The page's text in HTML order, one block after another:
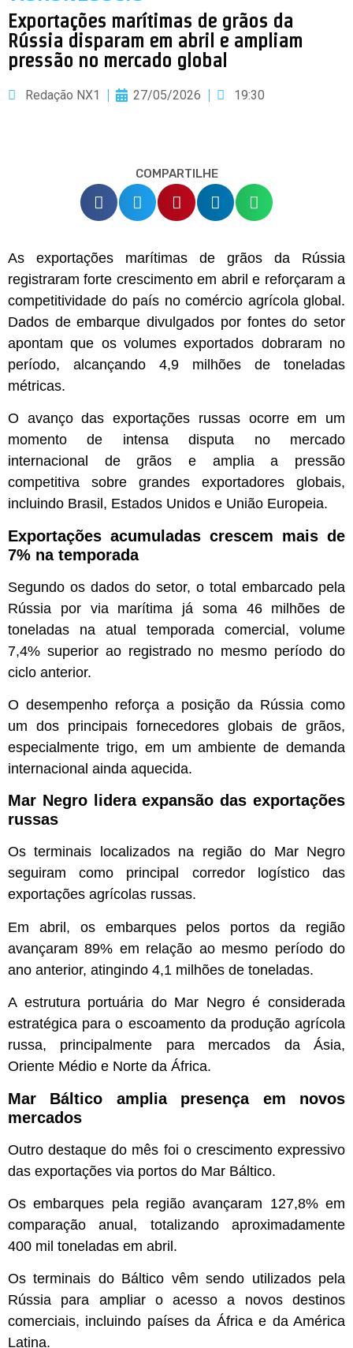
Exportações marítimas de grãos da
Rússia disparam em abril e ampliam
pressão no mercado global
Redação NX1 27/05/2026 19:30
COMPARTILHE
As exportações marítimas de grãos da Rússia
registraram forte crescimento em abril e reforçaram a
competitividade do país no comércio agrícola global.
Dados de embarque divulgados por fontes do setor
apontam que os volumes exportados dobraram no
período, alcançando 4,9 milhões de toneladas
métricas.
O avanço das exportações russas ocorre em um
momento de intensa disputa no mercado
internacional de grãos e amplia a pressão
competitiva sobre grandes exportadores globais,
incluindo Brasil, Estados Unidos e União Europeia.
Exportações acumuladas crescem mais de
7% na temporada
Segundo os dados do setor, o total embarcado pela
Rússia por via marítima já soma 46 milhões de
toneladas na atual temporada comercial, volume
7,4% superior ao registrado no mesmo período do
ciclo anterior.
O desempenho reforça a posição da Rússia como
um dos principais fornecedores globais de grãos,
especialmente trigo, em um ambiente de demanda
internacional ainda aquecida.
Mar Negro lidera expansão das exportações
russas
Os terminais localizados na região do Mar Negro
seguiram como principal corredor logístico das
exportações agrícolas russas.
Em abril, os embarques pelos portos da região
avançaram 89% em relação ao mesmo período do
ano anterior, atingindo 4,1 milhões de toneladas.
A estrutura portuária do Mar Negro é considerada
estratégica para o escoamento da produção agrícola
russa, principalmente para mercados da Ásia,
Oriente Médio e Norte da África.
Mar Báltico amplia presença em novos
mercados
Outro destaque do mês foi o crescimento expressivo
das exportações via portos do Mar Báltico.
Os embarques pela região avançaram 127,8% em
comparação anual, totalizando aproximadamente
400 mil toneladas em abril.
Os terminais do Báltico vêm sendo utilizados pela
Rússia para ampliar o acesso a novos destinos
comerciais, incluindo países da África e da América
Latina.